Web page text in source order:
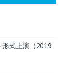
式上演（2019